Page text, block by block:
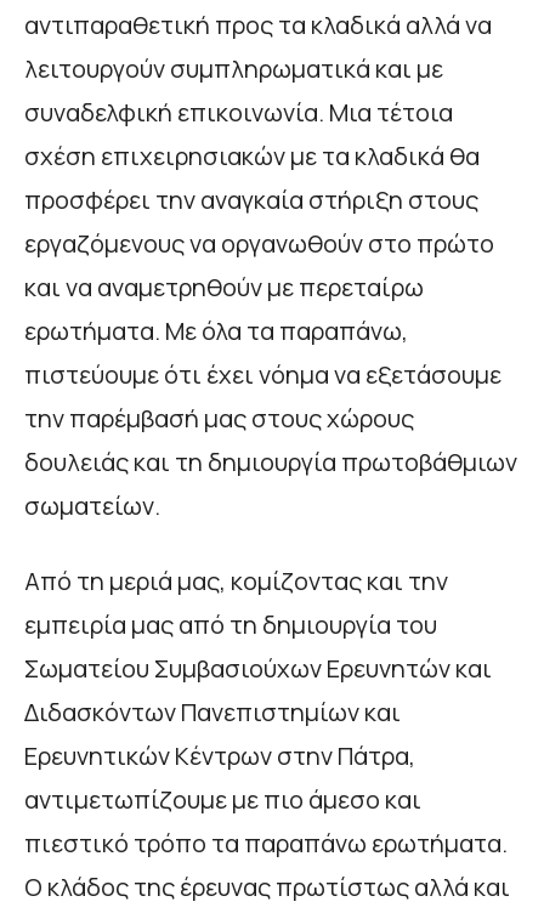
αντιπαραθετική προς τα κλαδικά αλλά να
λειτουργούν συμπληρωματικά και με
συναδελφική επικοινωνία. Μια τέτοια
σχέση επιχειρησιακών με τα κλαδικά θα
προσφέρει την αναγκαία στήριξη στους
εργαζόμενους να οργανωθούν στο πρώτο
και να αναμετρηθούν με περεταίρω
ερωτήματα. Με όλα τα παραπάνω,
πιστεύουμε ότι έχει νόημα να εξετάσουμε
την παρέμβασή μας στους χώρους
δουλειάς και τη δημιουργία πρωτοβάθμιων
σωματείων.
Από τη μεριά μας, κομίζοντας και την
εμπειρία μας από τη δημιουργία του
Σωματείου Συμβασιούχων Ερευνητών και
Διδασκόντων Πανεπιστημίων και
Ερευνητικών Κέντρων στην Πάτρα,
αντιμετωπίζουμε με πιο άμεσο και
πιεστικό τρόπο τα παραπάνω ερωτήματα.
Ο κλάδος της έρευνας πρωτίστως αλλά και